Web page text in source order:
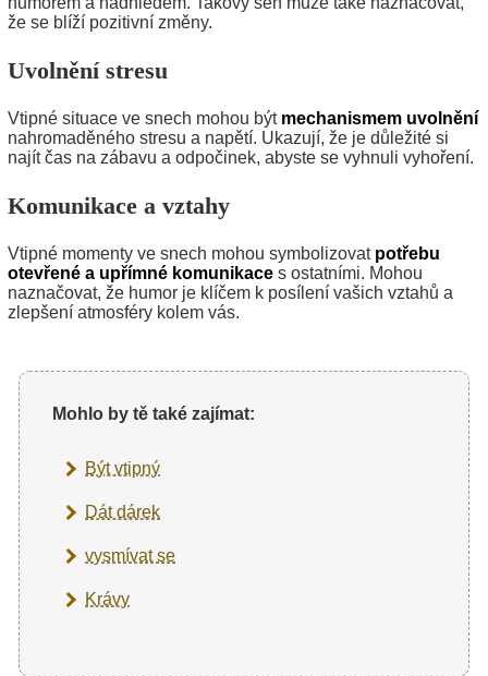
že se blíží pozitivní změny.
Uvolnění stresu
Vtipné situace ve snech mohou být mechanismem uvolnění
nahromaděného stresu a napětí. Ukazují, že je důležité si
najít čas na zábavu a odpočinek, abyste se vyhnuli vyhoření.
Komunikace a vztahy
Vtipné momenty ve snech mohou symbolizovat potřebu
otevřené a upřímné komunikace s ostatními. Mohou
naznačovat, že humor je klíčem k posílení vašich vztahů a
zlepšení atmosféry kolem vás.
Mohlo by tě také zajímat:
Být vtipný
Dát dárek
vysmívat se
Krávy